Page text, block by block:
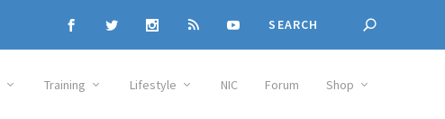
Training Lifestyle NIC Forum Shop